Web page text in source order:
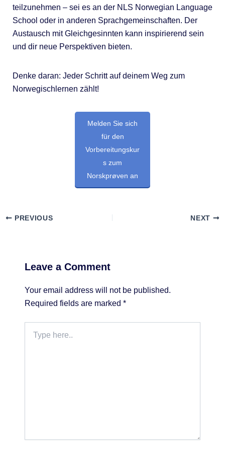
teilzunehmen – sei es an der NLS Norwegian Language
School oder in anderen Sprachgemeinschaften. Der
Austausch mit Gleichgesinnten kann inspirierend sein
und dir neue Perspektiven bieten.
Denke daran: Jeder Schritt auf deinem Weg zum
Norwegischlernen zählt!
Melden Sie sich
für den
Vorbereitungskur
s zum
Norskprøven an
PREVIOUS NEXT
Leave a Comment
Your email address will not be published.
Required fields are marked *
here..